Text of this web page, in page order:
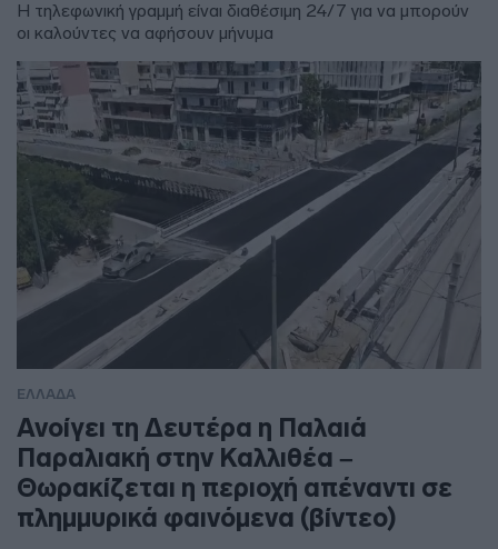
Η τηλεφωνική γραμμή είναι διαθέσιμη 24/7 για να μπορούν
οι καλούντες να αφήσουν μήνυμα
ΕΛΛΑΔΑ
Ανοίγει τη Δευτέρα η Παλαιά
Παραλιακή στην Καλλιθέα –
Θωρακίζεται η περιοχή απέναντι σε
πλημμυρικά φαινόμενα (βίντεο)